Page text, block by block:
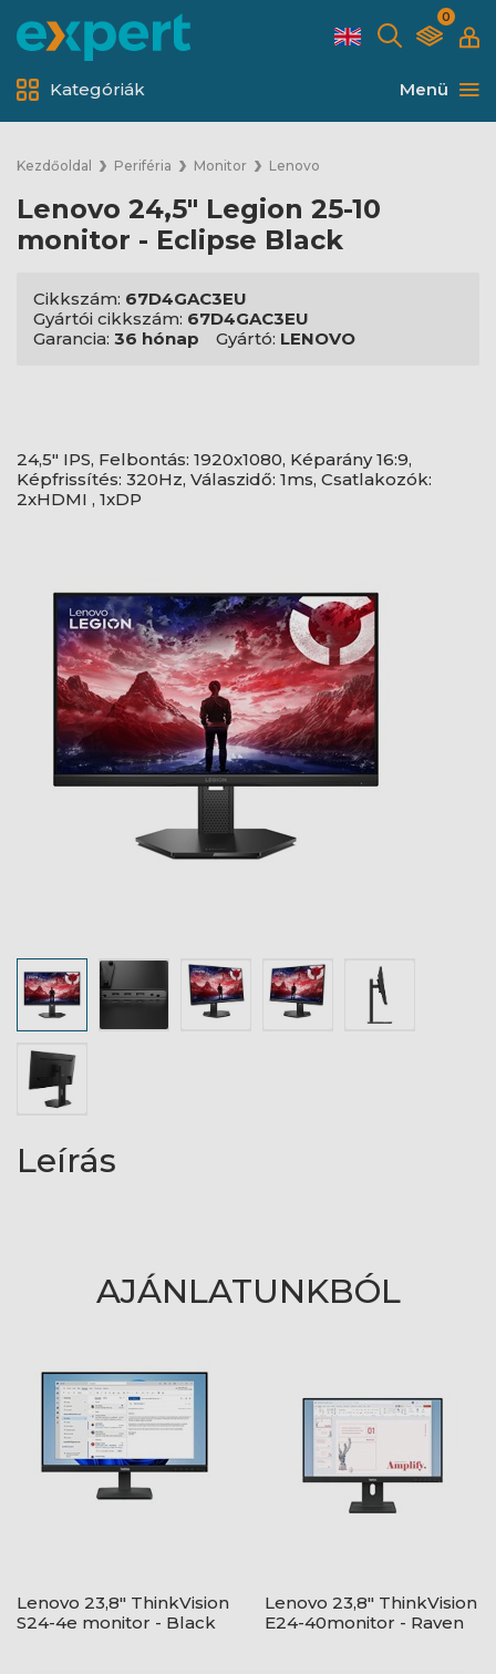
0
Menü
Kategóriák
Kezdőoldal Periféria Monitor Lenovo
Lenovo 24,5" Legion 25-10
monitor - Eclipse Black
Cikkszám: 67D4GAC3EU
Gyártói cikkszám: 67D4GAC3EU
Garancia: 36 hónap Gyártó: LENOVO
24,5" IPS, Felbontás: 1920x1080, Képarány 16:9,
Képfrissítés: 320Hz, Válaszidő: 1ms, Csatlakozók:
2xHDMI , 1xDP
Leírás
AJÁNLATUNKBÓL
Lenovo 23,8" ThinkVision
S24-4e monitor - Black
Lenovo 23,8" ThinkVision
E24-40monitor - Raven